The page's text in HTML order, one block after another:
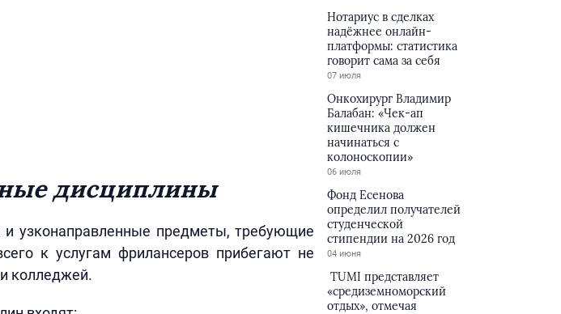
дисциплины
узконаправленные предметы, требующие
к услугам фрилансеров прибегают не
колледжей.
Нотариус в сделках
надёжнее онлайн-
платформы: статистика
говорит сама за себя
07 июля
Онкохирург Владимир
Балабан: «Чек-ап
кишечника должен
начинаться с
колоноскопии»
06 июля
Фонд Есенова
определил получателей
студенческой
стипендии на 2026 год
04 июня
TUMI представляет
«средиземноморский
отдых», отмечая